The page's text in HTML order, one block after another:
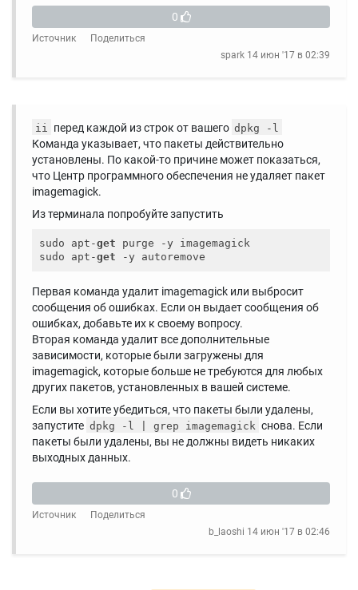
0
Источник
Поделиться
spark 14 июн '17 в 02:39
ii перед каждой из строк от вашего dpkg -l
Команда указывает, что пакеты действительно
установлены. По какой-то причине может показаться,
что Центр программного обеспечения не удаляет пакет
imagemagick.
Из терминала попробуйте запустить
sudo apt-get purge -y imagemagick
sudo apt-get
Первая команда удалит imagemagick или выбросит
сообщения об ошибках. Если он выдает сообщения об
ошибках, добавьте их к своему вопросу.
Вторая команда удалит все дополнительные
зависимости, которые были загружены для
imagemagick, которые больше не требуются для любых
других пакетов, установленных в вашей системе.
Если вы хотите убедиться, что пакеты были удалены,
запустите dpkg -l | grep imagemagick снова. Если
пакеты были удалены, вы не должны видеть никаких
выходных данных.
0
Источник
Поделиться
b_laoshi 14 июн '17 в 02:46